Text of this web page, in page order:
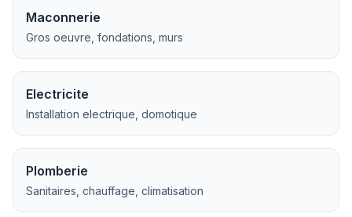
Maconnerie
Gros oeuvre, fondations, murs
Electricite
Installation electrique, domotique
Plomberie
Sanitaires, chauffage, climatisation